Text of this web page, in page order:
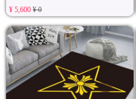
¥ 5,600¥ 0